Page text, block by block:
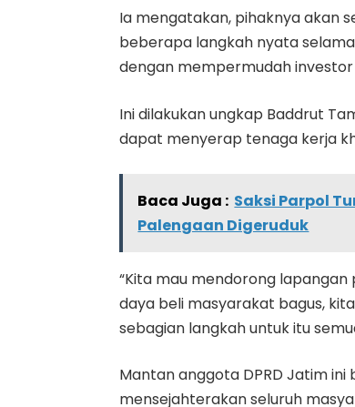
Ia mengatakan, pihaknya akan
beberapa langkah nyata
dengan mempermudah investor
Ini dilakukan ungkap Baddrut
dapat menyerap tenaga kerja
Baca Juga : Saksi Parpol
Palengaan Digeruduk
“Kita mau mendorong
daya beli masyarakat bagus,
sebagian langkah untuk itu
Mantan anggota DPRD Jatim
mensejahterakan seluruh